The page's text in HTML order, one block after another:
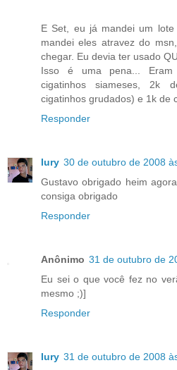
E Set, eu já mandei um
mandei eles atravez do
chegar. Eu devia ter usado
Isso é uma pena...
cigatinhos siameses, 2k
cigatinhos grudados) e 1k de
Responder
Iury 30 de outubro de 2008
Gustavo obrigado heim
consiga obrigado
Responder
Anônimo 31 de outubro de
Eu sei o que você fez no
mesmo ;)]
Responder
Iury 31 de outubro de 2008